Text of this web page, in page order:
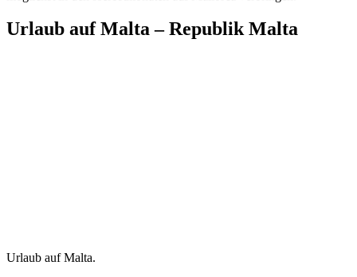
Urlaub auf Malta – Republik Malta
Urlaub auf Malta.